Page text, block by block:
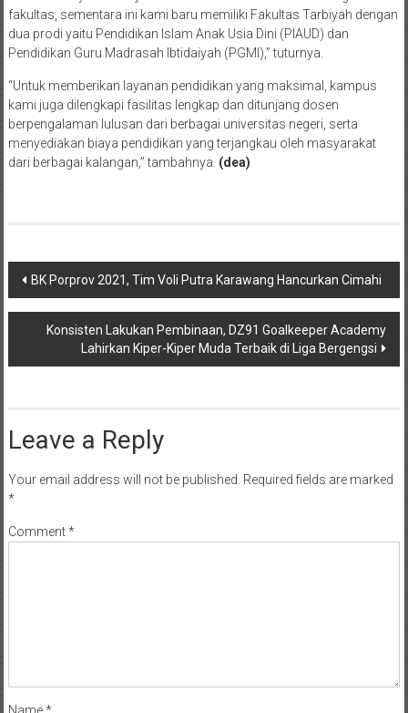
fakultas, sementara ini kami baru memiliki Fakultas Tarbiyah dengan
dua prodi yaitu Pendidikan Islam Anak Usia Dini (PIAUD) dan
Pendidikan Guru Madrasah Ibtidaiyah (PGMI),” tuturnya.
“Untuk memberikan layanan pendidikan yang maksimal, kampus
kami juga dilengkapi fasilitas lengkap dan ditunjang dosen
berpengalaman lulusan dari berbagai universitas negeri, serta
menyediakan biaya pendidikan yang terjangkau oleh masyarakat
dari berbagai kalangan,” tambahnya. (dea)
Post
navigation
BK Porprov 2021, Tim Voli Putra Karawang Hancurkan Cimahi
Konsisten Lakukan Pembinaan, DZ91 Goalkeeper Academy
Lahirkan Kiper-Kiper Muda Terbaik di Liga Bergengsi
Leave a Reply
Your email address will not be published. Required fields are marked
*
Comment*
Name*